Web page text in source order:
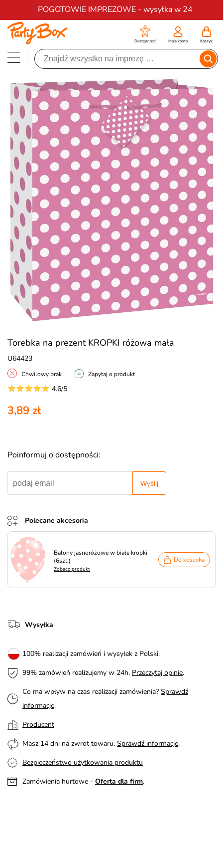
POGOTOWIE IMPREZOWE - wysyłka w 24
Darmowa dostawa na zamówienia od 200 zł
Dostępność Moje konto Koszyk
Torebka na prezent KROPKI różowa mała
U64423
Chwilowy brak Zapytaj o produkt
4.6/5
3,89 zł
Poinformuj o dostępności:
Wyślij
Polecane akcesoria
Balony jasnoróżowe w białe kropki
(6szt.)
Zobacz produkt
Do koszyka
Wysyłka
100% realizacji zamówień i wysyłek z Polski.
99% zamówień realizujemy w 24h. Przeczytaj opinie.
Co ma wpływ na czas realizacji zamówienia? Sprawdź
informacje.
Producent
Masz 14 dni na zwrot towaru. Sprawdź informacje.
Bezpieczeństwo użytkowania produktu
Zamówienia hurtowe - Oferta dla firm.